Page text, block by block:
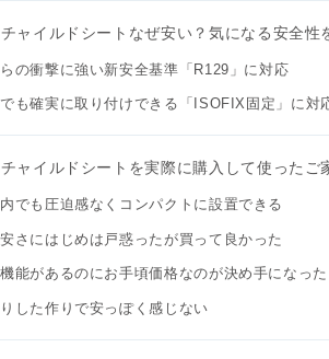
ャイルドシートなぜ安い？気になる安全性
の衝撃に強い新安全基準「R129」に対応
も確実に取り付けできる「ISOFIX固定」に対
ャイルドシートを実際に購入して使ったご
でも圧迫感なくコンパクトに設置できる
さにはじめは戸惑ったが買って良かった
能があるのにお手頃価格なのが決め手になった
した作りで安っぽく感じない